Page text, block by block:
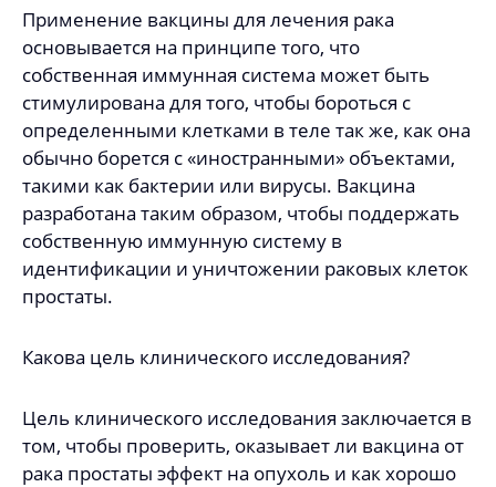
Применение вакцины для лечения рака
основывается на принципе того, что
собственная иммунная система может быть
стимулирована для того, чтобы бороться с
определенными клетками в теле так же, как она
обычно борется с «иностранными» объектами,
такими как бактерии или вирусы. Вакцина
разработана таким образом, чтобы поддержать
собственную иммунную систему в
идентификации и уничтожении раковых клеток
простаты.
Какова цель клинического исследования?
Цель клинического исследования заключается в
том, чтобы проверить, оказывает ли вакцина от
рака простаты эффект на опухоль и как хорошо